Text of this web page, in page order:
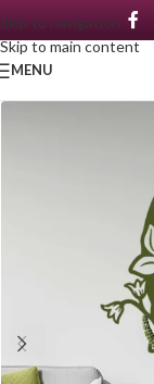
Skip to navigation
Skip to main content
MENU